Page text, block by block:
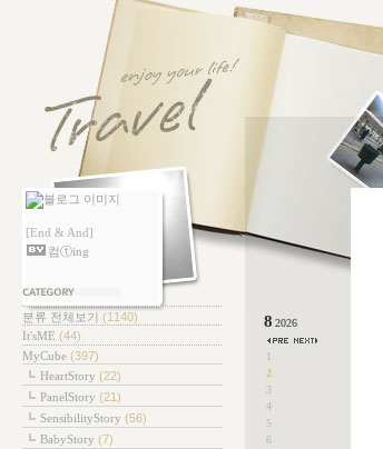
[End & And]
컴ⓣing
테고리
분류 전체보기 (1140)
It'sME (44)
MyCube (397)
HeartStory (22)
PanelStory (21)
SensibilityStory (56)
BabyStory (7)
8 2026
1
2
3
4
5
6